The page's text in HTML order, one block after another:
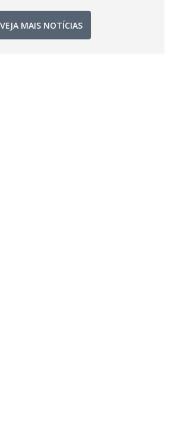
VEJA MAIS NOTÍCIAS